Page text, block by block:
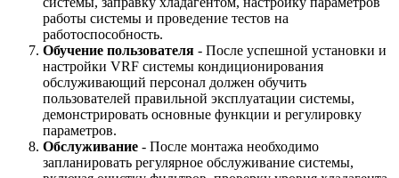
работы системы и проведение тестов на
работоспособность.
Обучение пользователя - После успешной установки и
настройки VRF системы кондиционирования
обслуживающий персонал должен обучить
пользователей правильной эксплуатации системы,
демонстрировать основные функции и регулировку
параметров.
Обслуживание - После монтажа необходимо
запланировать регулярное обслуживание системы,